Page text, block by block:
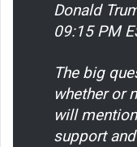
Donald
09:15 PM
The big
whether or
will
support